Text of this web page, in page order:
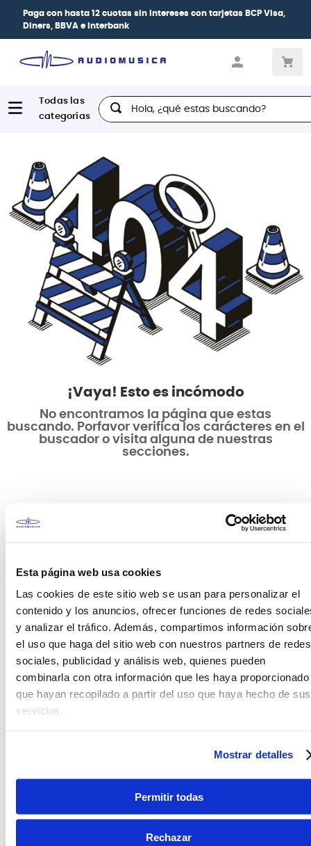
Esta página web usa cookies
Las cookies de este sitio web se usan para personalizar el
contenido y los anuncios, ofrecer funciones de redes
y analizar el tráfico. Además, compartimos información
el uso que haga del sitio web con nuestros partners de redes
sociales, publicidad y análisis web, quienes pueden
combinarla con otra información que les haya proporcionado
que hayan recopilado a partir del uso que haya hecho de sus
servicios.
Mostrar detalles
Permitir todas
Rechazar
Paga con hasta 12 cuotas sin intereses con tarjetas BCP Visa,
Diners, BBVA e Interbank
Hola, ¿qué estas buscando?
¡Vaya! Esto es incómodo
No encontramos la página que estas
buscando. Porfavor verifica los carácteres en el
buscador o visita alguna de nuestras
secciones.